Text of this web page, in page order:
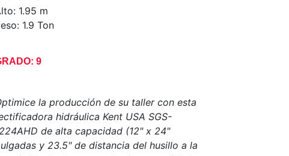
1.95 m
1.9 Ton
9
la producción de su taller con esta
hidráulica Kent USA SGS-
de alta capacidad (12" x 24"
y 23.5" de distancia del husillo a la